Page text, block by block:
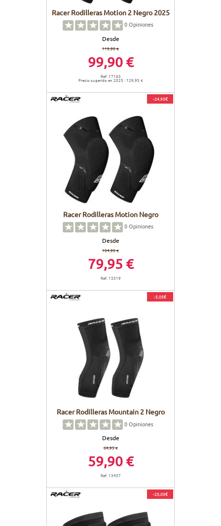
Racer Rodilleras Motion 2 Negro 2025
0Opiniones
Desde
119,90 €
99,90 €
Ref. 17163
Precio sugerido en 2025 : 129,95 €
-24,95€
Racer Rodilleras Motion Negro
0Opiniones
Desde
104,90 €
79,95 €
Ref. 13319
-5,05€
Racer Rodilleras Mountain 2 Negro
0Opiniones
Desde
64,95 €
59,90 €
Ref. 13457
-25,05€